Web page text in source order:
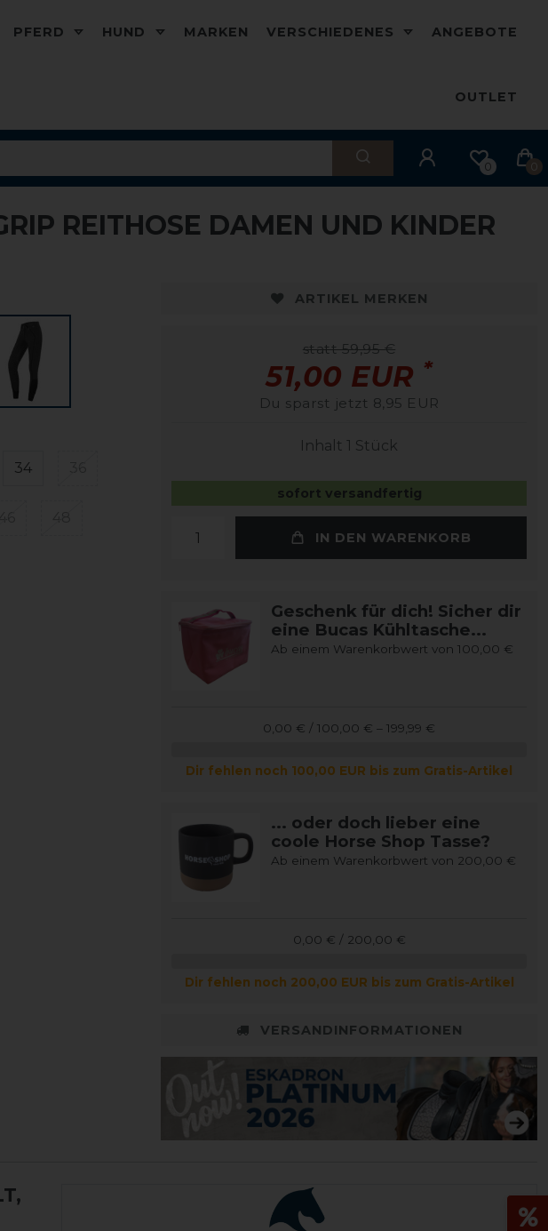
PFERD HUND MARKEN VERSCHIEDENES ANGEBOTE
OUTLET
0 0
REITHOSE DAMEN UND KINDER
34
ARTIKEL MERKEN
statt 59,95 €
51,00 EUR *
Du sparst jetzt 8,95 EUR
Inhalt 1 Stück
sofort versandfertig
IN DEN WARENKORB
Geschenk für dich! Sicher dir
eine Bucas Kühltasche...
Ab einem Warenkorbwert von 100,00 €
0,00 € / 100,00 € – 199,99 €
Dir fehlen noch 100,00 EUR bis zum Gratis-Artikel
... oder doch lieber eine
coole Horse Shop Tasse?
Ab einem Warenkorbwert von 200,00 €
0,00 € / 200,00 €
Dir fehlen noch 200,00 EUR bis zum Gratis-Artikel
VERSANDINFORMATIONEN